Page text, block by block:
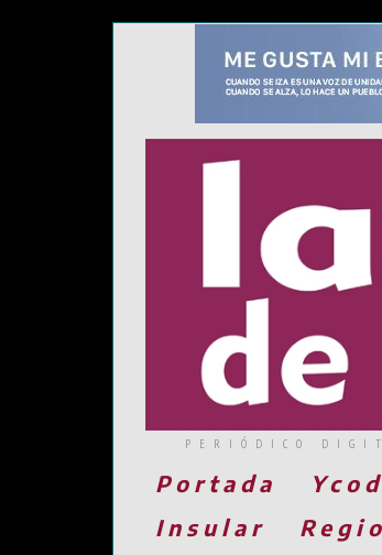
PERIÓDICO
Portada
Insular